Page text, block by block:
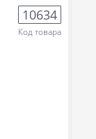
10634
Код товара